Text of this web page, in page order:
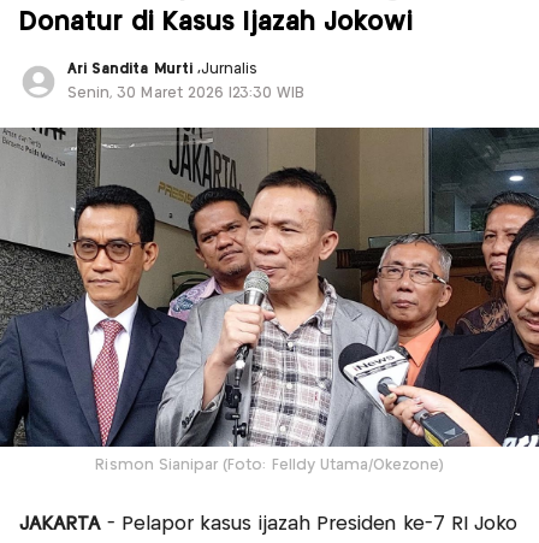
Donatur di Kasus Ijazah Jokowi
Ari Sandita Murti ,Jurnalis
Senin, 30 Maret 2026 |23:30 WIB
Rismon Sianipar (Foto: Felldy Utama/Okezone)
JAKARTA - Pelapor kasus ijazah Presiden ke-7 RI Joko